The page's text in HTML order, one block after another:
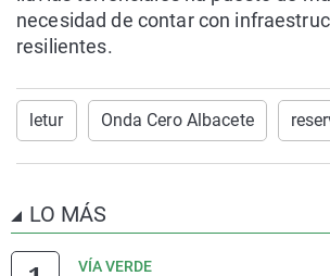
necesidad de contar con
resilientes.
letur Onda Cero Albacete
LO MÁS
VÍA VERDE